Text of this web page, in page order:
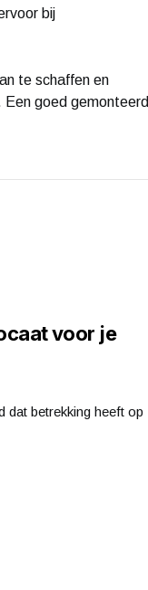
bij
te schaffen en
goed gemonteerd
voor je
dat betrekking heeft op